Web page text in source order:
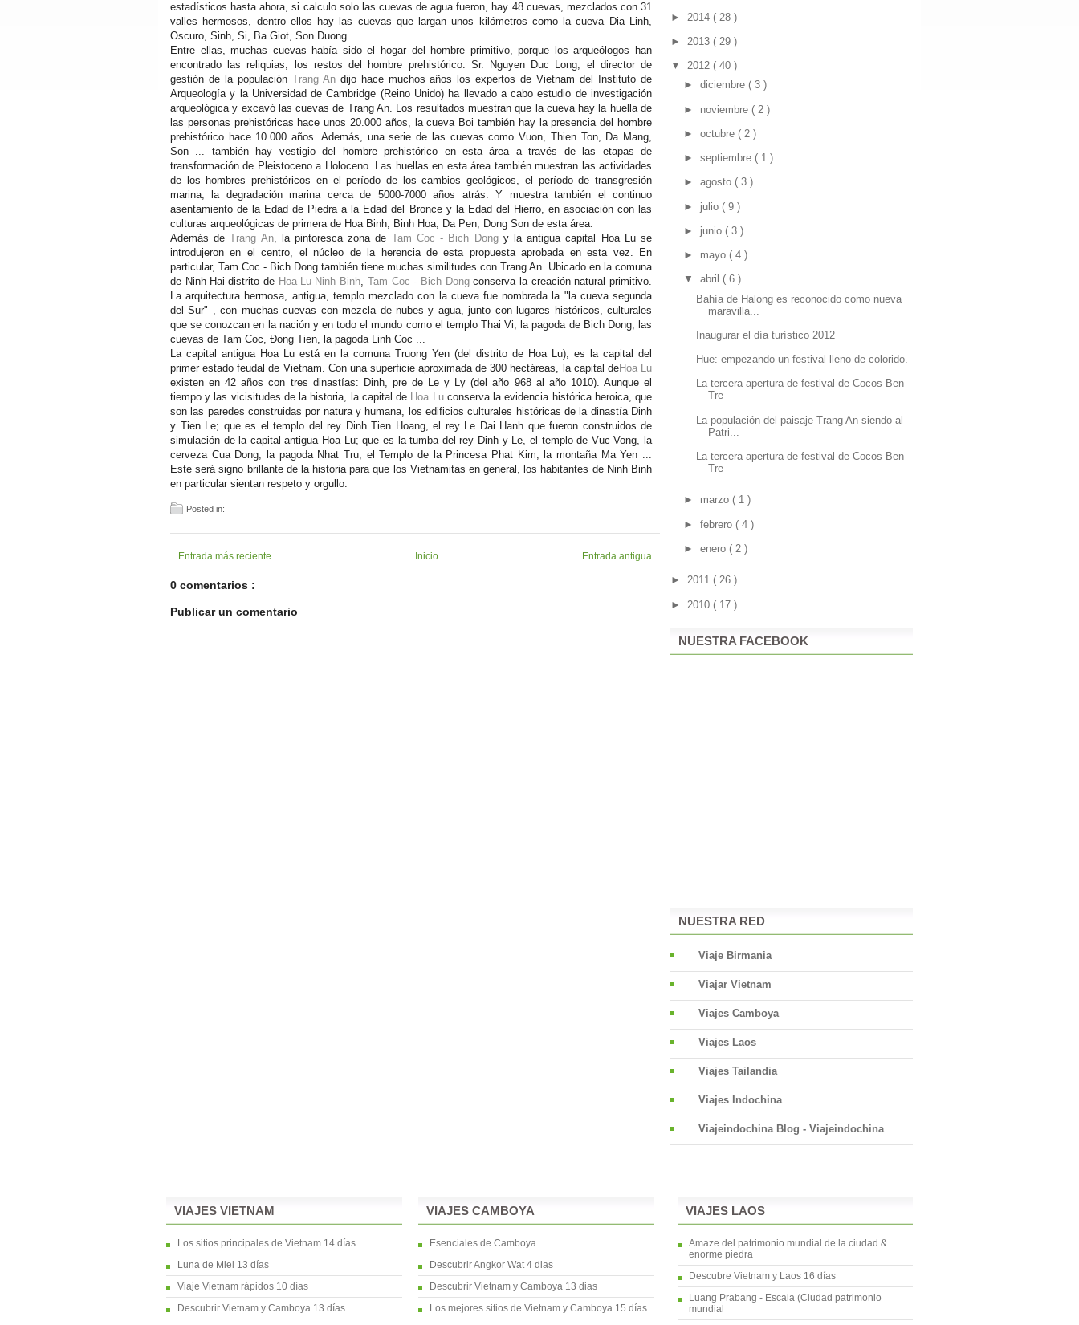
estadísticos hasta ahora, si calculo solo las cuevas de agua fueron, hay 48 cuevas, mezclados con 31
valles hermosos, dentro ellos hay las cuevas que largan unos kilómetros como la cueva Dia Linh,
Oscuro, Sinh, Si, Ba Giot, Son Duong...
Entre ellas, muchas cuevas había sido el hogar del hombre primitivo, porque los arqueólogos han
encontrado las reliquias, los restos del hombre prehistórico. Sr. Nguyen Duc Long, el director de
gestión de la populación Trang Andijo hace muchos años los expertos de Vietnam del Instituto de
Arqueología y la Universidad de Cambridge (Reino Unido) ha llevado a cabo estudio de investigación
arqueológica y excavó las cuevas de Trang An. Los resultados muestran que la cueva hay la huella de
las personas prehistóricas hace unos 20.000 años, la cueva Boi también hay la presencia del hombre
prehistórico hace 10.000 años. Además, una serie de las cuevas como Vuon, Thien Ton, Da Mang,
Son ... también hay vestigio del hombre prehistórico en esta área a través de las etapas de
transformación de Pleistoceno a Holoceno. Las huellas en esta área también muestran las actividades
de los hombres prehistóricos en el período de los cambios geológicos, el período de transgresión
marina, la degradación marina cerca de 5000-7000 años atrás. Y muestra también el continuo
asentamiento de la Edad de Piedra a la Edad del Bronce y la Edad del Hierro, en asociación con las
culturas arqueológicas de primera de Hoa Binh, Binh Hoa, Da Pen, Dong Son de esta área.
Además deTrang An, la pintoresca zona de Tam Coc - Bich Dongy la antigua capital Hoa Lu se
introdujeron en el centro, el núcleo de la herencia de esta propuesta aprobada en esta vez. En
particular, Tam Coc - Bich Dong también tiene muchas similitudes con Trang An. Ubicado en la comuna
de Ninh Hai-distrito de Hoa Lu-Ninh Binh, Tam Coc - Bich Dongconserva la creación natural primitivo.
La arquitectura hermosa, antigua, templo mezclado con la cueva fue nombrada la "la cueva segunda
del Sur" , con muchas cuevas con mezcla de nubes y agua, junto con lugares históricos, culturales
que se conozcan en la nación y en todo el mundo como el templo Thai Vi, la pagoda de Bich Dong, las
cuevas de Tam Coc, Đong Tien, la pagoda Linh Coc ...
La capital antigua Hoa Lu está en la comuna Truong Yen (del distrito de Hoa Lu), es la capital del
primer estado feudal de Vietnam. Con una superficie aproximada de 300 hectáreas, la capital deHoa Lu
existen en 42 años con tres dinastías: Dinh, pre de Le y Ly (del año 968 al año 1010). Aunque el
tiempo y las vicisitudes de la historia, la capital de Hoa Luconserva la evidencia histórica heroica, que
son las paredes construidas por natura y humana, los edificios culturales históricas de la dinastía Dinh
y Tien Le; que es el templo del rey Dinh Tien Hoang, el rey Le Dai Hanh que fueron construidos de
simulación de la capital antigua Hoa Lu; que es la tumba del rey Dinh y Le, el templo de Vuc Vong, la
cerveza Cua Dong, la pagoda Nhat Tru, el Templo de la Princesa Phat Kim, la montaña Ma Yen ...
Este será signo brillante de la historia para que los Vietnamitas en general, los habitantes de Ninh Binh
en particular sientan respeto y orgullo.
Posted in:
Entrada más reciente Entrada antigua
Inicio
0 comentarios :
Publicar un comentario
► 2014 ( 28 )
► 2013 ( 29 )
▼ 2012 ( 40 )
► diciembre ( 3 )
► noviembre ( 2 )
► octubre ( 2 )
► septiembre ( 1 )
► agosto ( 3 )
► julio ( 9 )
► junio ( 3 )
► mayo ( 4 )
▼ abril ( 6 )
Bahía de Halong es reconocido como nueva
maravilla...
Inaugurar el día turístico 2012
Hue: empezando un festival lleno de colorido.
La tercera apertura de festival de Cocos Ben
Tre
La populación del paisaje Trang An siendo al
Patri...
La tercera apertura de festival de Cocos Ben
Tre
► marzo ( 1 )
► febrero ( 4 )
► enero ( 2 )
► 2011 ( 26 )
► 2010 ( 17 )
NUESTRA FACEBOOK
NUESTRA RED
Viaje Birmania
Viajar Vietnam
Viajes Camboya
Viajes Laos
Viajes Tailandia
Viajes Indochina
Viajeindochina Blog - Viajeindochina
VIAJES VIETNAM
Los sitios principales de Vietnam 14 días
Luna de Miel 13 días
Viaje Vietnam rápidos 10 días
Descubrir Vietnam y Camboya 13 días
VIAJES CAMBOYA
Esenciales de Camboya
Descubrir Angkor Wat 4 dias
Descubrir Vietnam y Camboya 13 dias
Los mejores sitios de Vietnam y Camboya 15 días
VIAJES LAOS
Amaze del patrimonio mundial de la ciudad &
enorme piedra
Descubre Vietnam y Laos 16 días
Luang Prabang - Escala (Ciudad patrimonio
mundial